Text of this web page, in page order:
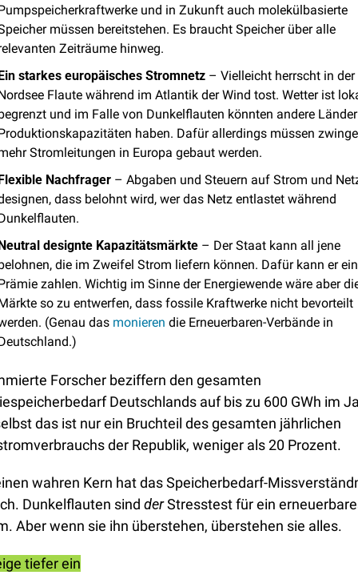
und in Zukunft auch molekülbasierte
müssen bereitstehen. Es braucht Speicher über alle
Zeiträume hinweg.
starkes europäisches Stromnetz – Vielleicht herrscht in der
Flaute während im Atlantik der Wind tost. Wetter ist
und im Falle von Dunkelflauten könnten andere Länder
haben. Dafür allerdings müssen
Stromleitungen in Europa gebaut werden.
Nachfrager – Abgaben und Steuern auf Strom und
dass belohnt wird, wer das Netz entlastet während
designte Kapazitätsmärkte – Der Staat kann all jene
die im Zweifel Strom liefern können. Dafür kann er
zahlen. Wichtig im Sinne der Energiewende wäre aber
so zu entwerfen, dass fossile Kraftwerke nicht bevorteilt
(Genau das monieren die Erneuerbaren-Verbände in
Forscher beziffern den gesamten
Deutschlands auf bis zu 600 GWh im
das ist nur ein Bruchteil des gesamten jährlichen
der Republik, weniger als 20 Prozent.
wahren Kern hat das Speicherbedarf-
Dunkelflauten sind der Stresstest für ein
Aber wenn sie ihn überstehen, überstehen sie alles.
tiefer ein